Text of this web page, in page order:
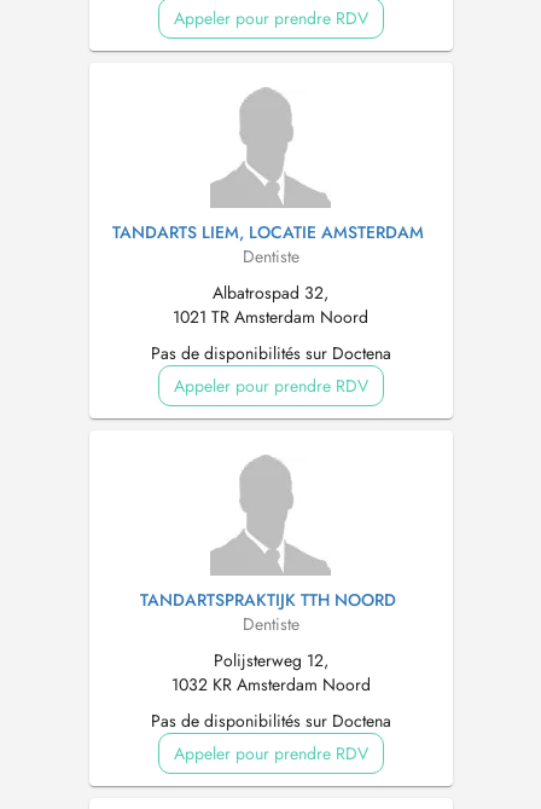
Appeler pour prendre RDV
TANDARTS LIEM, LOCATIE AMSTERDAM
Dentiste
Albatrospad 32,
1021 TR Amsterdam Noord
Pas de disponibilités sur Doctena
Appeler pour prendre RDV
TANDARTSPRAKTIJK TTH NOORD
Dentiste
Polijsterweg 12,
1032 KR Amsterdam Noord
Pas de disponibilités sur Doctena
Appeler pour prendre RDV